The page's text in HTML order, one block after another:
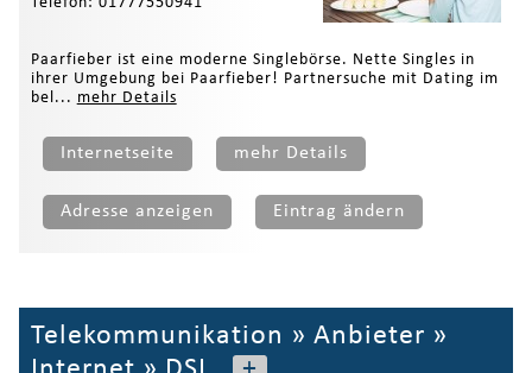
Paarfieber ist eine moderne Singlebörse. Nette Singles in
ihrer Umgebung bei Paarfieber! Partnersuche mit Dating im
bel... mehr Details
Internetseite mehr Details
Adresse anzeigen Eintrag ändern
Telekommunikation » Anbieter »